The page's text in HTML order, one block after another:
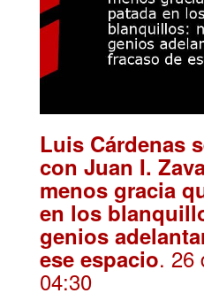
Luis Cárdenas
con Juan I.
menos gracia
en los
genios
ese espacio. 26
04:30